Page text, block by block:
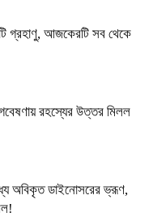
গ্রহাণু, আজকেরটি সব থেকে
রহস্যের উত্তর মিলল
অবিকৃত ডাইনোসরের ভ্রূণ,